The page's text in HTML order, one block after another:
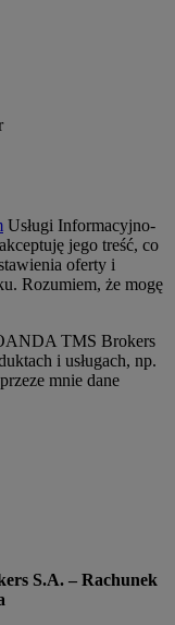
Usługi Informacyjno-
jego treść, co
oferty i
Rozumiem, że mogę
TMS Brokers
i usługach, np.
mnie dane
S.A. – Rachunek